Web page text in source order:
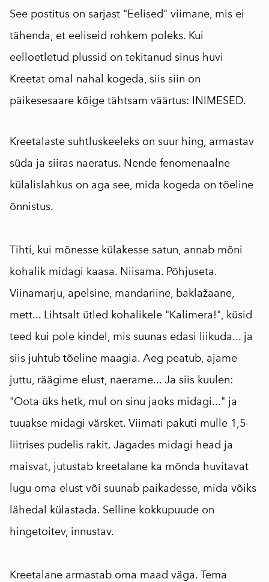
See postitus on sarjast "Eelised" viimane, mis ei
tähenda, et eeliseid rohkem poleks. Kui
eelloetletud plussid on tekitanud sinus huvi
Kreetat omal nahal kogeda, siis siin on
päikesesaare kõige tähtsam väärtus: INIMESED.
Kreetalaste suhtluskeeleks on suur hing, armastav
süda ja siiras naeratus. Nende fenomenaalne
külalislahkus on aga see, mida kogeda on tõeline
õnnistus.
Tihti, kui mõnesse külakesse satun, annab mõni
kohalik midagi kaasa. Niisama. Põhjuseta.
Viinamarju, apelsine, mandariine, baklažaane,
mett... Lihtsalt ütled kohalikele "Kalimera!", küsid
teed kui pole kindel, mis suunas edasi liikuda... ja
siis juhtub tõeline maagia. Aeg peatub, ajame
juttu, räägime elust, naerame... Ja siis kuulen:
"Oota üks hetk, mul on sinu jaoks midagi..." ja
tuuakse midagi värsket. Viimati pakuti mulle 1,5-
liitrises pudelis rakit. Jagades midagi head ja
maisvat, jutustab kreetalane ka mõnda huvitavat
lugu oma elust või suunab paikadesse, mida võiks
lähedal külastada. Selline kokkupuude on
hingetoitev, innustav.
Kreetalane armastab oma maad väga. Tema